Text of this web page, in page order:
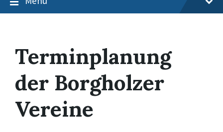
Terminplanung
der Borgholzer
Vereine